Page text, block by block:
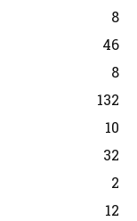
8
46
8
132
10
32
2
12